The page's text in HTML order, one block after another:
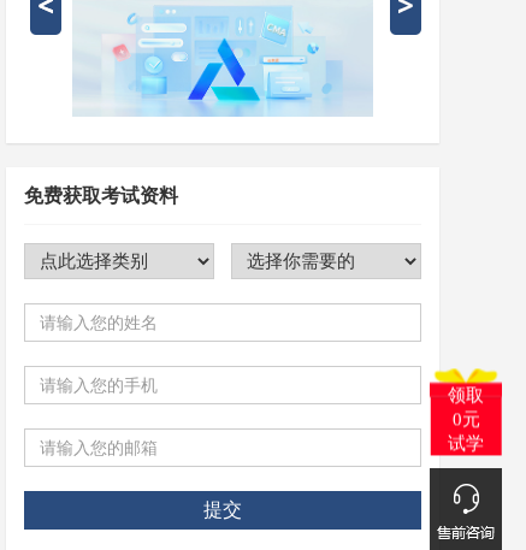
免费获取考试资料
提交
领取
0元
试学